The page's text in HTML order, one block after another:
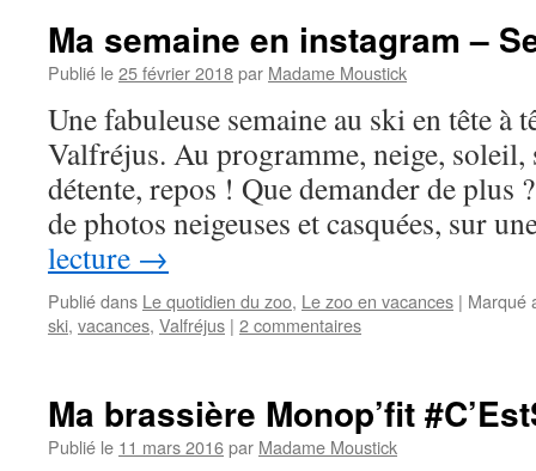
Ma semaine en instagram –
Publié le25 février 2018par Madame Moustick
Une fabuleuse semaine au ski en tête à
Valfréjus. Au programme, neige, soleil,
détente, repos ! Que demander de plus
de photos neigeuses et casquées, sur
lecture →
Publié dans Le quotidien du zoo, Le zoo en vacances | Marqué
ski, vacances, Valfréjus | 2 commentaires
Ma brassière Monop’fit
Publié le 11 mars 2016par Madame Moustick